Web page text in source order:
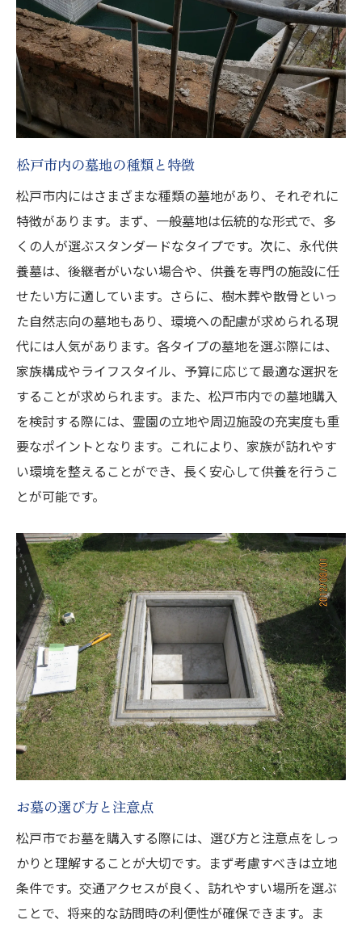
アクセスの良さがもたらすメリット
霊園訪問時の交通手段の選び方
松戸市のお墓購入における環境と立地の選び方
自然環境がもたらすお墓の魅力
都市と自然が調和する理想の墓地
立地選びでの重要なポイント
周辺施設と環境がもたらす利便性
松戸市内の霊園が持つ独自の特性
地域コミュニティとの関係を築く
地元情報を活用した松戸市での安心なお墓購入
ガイド
地元住民の声を活かした選び方
地域特有の霊園情報を把握する
安心して選べる地元の霊園紹介
実際の体験談から学ぶお墓選び
コミュニティ活動を通じた選択肢の拡大
地域の祭事とお墓選びの関係性
松戸市内の墓地の種類と特徴
松戸市内にはさまざまな種類の墓地があり、それぞれに
特徴があります。まず、一般墓地は伝統的な形式で、多
くの人が選ぶスタンダードなタイプです。次に、永代供
養墓は、後継者がいない場合や、供養を専門の施設に任
せたい方に適しています。さらに、樹木葬や散骨といっ
た自然志向の墓地もあり、環境への配慮が求められる現
代には人気があります。各タイプの墓地を選ぶ際には、
家族構成やライフスタイル、予算に応じて最適な選択を
することが求められます。また、松戸市内での墓地購入
を検討する際には、霊園の立地や周辺施設の充実度も重
要なポイントとなります。これにより、家族が訪れやす
い環境を整えることができ、長く安心して供養を行うこ
とが可能です。
お墓の選び方と注意点
松戸市でお墓を購入する際には、選び方と注意点をしっ
かりと理解することが大切です。まず考慮すべきは立地
条件です。交通アクセスが良く、訪れやすい場所を選ぶ
ことで、将来的な訪問時の利便性が確保できます。ま